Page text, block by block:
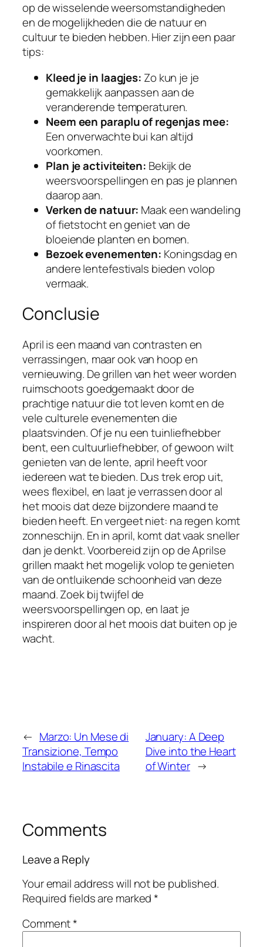
op de wisselende weersomstandigheden
en de mogelijkheden die de natuur en
cultuur te bieden hebben. Hier zijn een paar
tips:
Kleed je in laagjes: Zo kun je je
gemakkelijk aanpassen aan de
veranderende temperaturen.
Neem een paraplu of regenjas mee:
Een onverwachte bui kan altijd
voorkomen.
Plan je activiteiten: Bekijk de
weersvoorspellingen en pas je plannen
daarop aan.
Verken de natuur: Maak een wandeling
of fietstocht en geniet van de
bloeiende planten en bomen.
Bezoek evenementen: Koningsdag en
andere lentefestivals bieden volop
vermaak.
Conclusie
April is een maand van contrasten en
verrassingen, maar ook van hoop en
vernieuwing. De grillen van het weer worden
ruimschoots goedgemaakt door de
prachtige natuur die tot leven komt en de
vele culturele evenementen die
plaatsvinden. Of je nu een tuinliefhebber
bent, een cultuurliefhebber, of gewoon wilt
genieten van de lente, april heeft voor
iedereen wat te bieden. Dus trek erop uit,
wees flexibel, en laat je verrassen door al
het moois dat deze bijzondere maand te
bieden heeft. En vergeet niet: na regen komt
zonneschijn. En in april, komt dat vaak sneller
dan je denkt. Voorbereid zijn op de Aprilse
grillen maakt het mogelijk volop te genieten
van de ontluikende schoonheid van deze
maand. Zoek bij twijfel de
weersvoorspellingen op, en laat je
inspireren door al het moois dat buiten op je
wacht.
← Marzo: Un Mese di
Transizione, Tempo
Instabile e Rinascita
January: A Deep
Dive into the Heart
of Winter →
Comments
Leave a Reply
Your email address will not be published.
Required fields are marked*
Comment*